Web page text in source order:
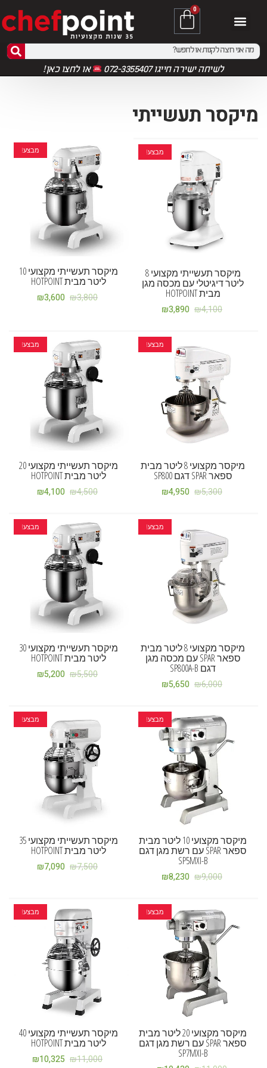
0
לשיחה ישירה חייגו 072-3355407 אולחצו כאן!
מיקסר תעשייתי
מבצע!
מיקסר תעשייתי מקצועי 10
ליטר מבית HOTPOINT
₪3,800
₪3,600
מבצע!
מיקסר תעשייתי מקצועי 8
ליטר דיגיטלי עם מכסה מגן
מבית HOTPOINT
₪4,100
₪3,890
מבצע!
מיקסר תעשייתי מקצועי 20
ליטר מבית HOTPOINT
₪4,500
₪4,100
מבצע!
מיקסר מקצועי 8 ליטר מבית
ספאר SPAR דגם SP800
₪5,300
₪4,950
מבצע!
מיקסר תעשייתי מקצועי 30
ליטר מבית HOTPOINT
₪5,500
₪5,200
מבצע!
מיקסר מקצועי 8 ליטר מבית
ספאר SPAR עם מכסה מגן
דגם SP800A-B
₪6,000
₪5,650
מבצע!
מיקסר תעשייתי מקצועי 35
ליטר מבית HOTPOINT
₪7,500
₪7,090
מבצע!
מיקסר מקצועי 10 ליטר מבית
ספאר SPAR עם רשת מגן דגם
SP5MXI-B
₪9,000
₪8,230
מבצע!
מיקסר תעשייתי מקצועי 40
ליטר מבית HOTPOINT
₪11,000
₪10,325
מבצע!
מיקסר מקצועי 20 ליטר מבית
ספאר SPAR עם רשת מגן דגם
SP7MXI-B